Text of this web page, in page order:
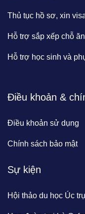
Thủ tục hồ sơ, xin
Hỗ trợ sắp xếp chỗ
Hỗ trợ học sinh và
Điều khoản &
Điều khoản sử dụng
Chính sách bảo mật
Sự kiện
Hội thảo du học Úc